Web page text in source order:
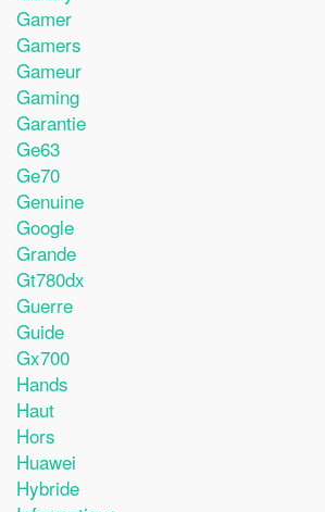
Gamer
Gamers
Gameur
Gaming
Garantie
Ge63
Ge70
Genuine
Google
Grande
Gt780dx
Guerre
Guide
Gx700
Hands
Haut
Hors
Huawei
Hybride